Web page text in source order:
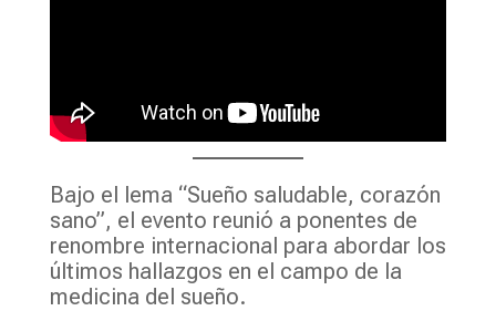
Bajo el lema “Sueño saludable, corazón
sano”, el evento reunió a ponentes de
renombre internacional para abordar los
últimos hallazgos en el campo de la
medicina del sueño.